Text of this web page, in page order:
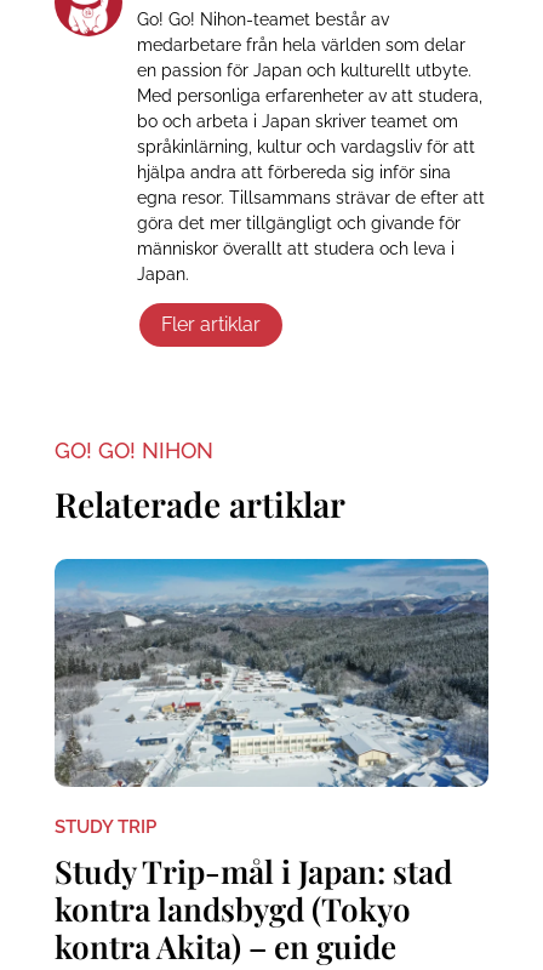
Go! Go! Nihon-teamet består av
medarbetare från hela världen som delar
en passion för Japan och kulturellt utbyte.
Med personliga erfarenheter av att studera,
bo och arbeta i Japan skriver teamet om
språkinlärning, kultur och vardagsliv för att
hjälpa andra att förbereda sig inför sina
egna resor. Tillsammans strävar de efter att
göra det mer tillgängligt och givande för
människor överallt att studera och leva i
Japan.
Fler artiklar
GO! GO! NIHON
Relaterade artiklar
STUDY TRIP
Study Trip-mål i Japan: stad
kontra landsbygd (Tokyo
kontra Akita) – en guide